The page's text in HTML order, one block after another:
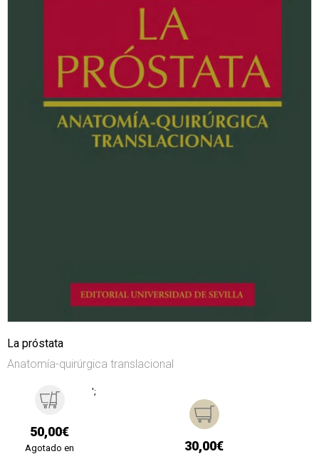
La próstata
Anatomía-quirúrgica translacional
50,00€
Agotado en
';
30,00€